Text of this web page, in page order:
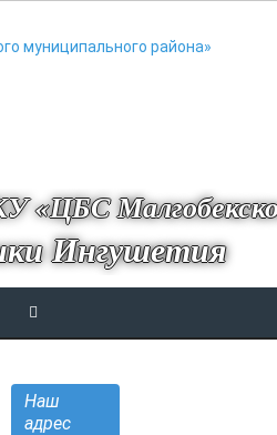
«ЦБС
Ингушетия
Наш
адрес